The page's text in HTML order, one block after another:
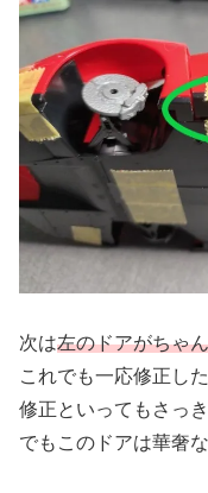
次は左のドアがちゃ
これでも一応修正した
修正といってもさっ
でもこのドアは華奢